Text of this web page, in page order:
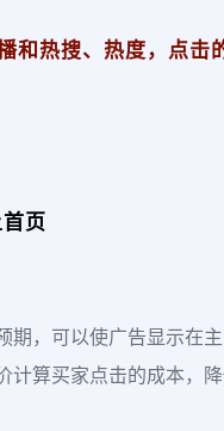
和热搜、热度，点击
页
期，可以使广告显示在
计算买家点击的成本，降